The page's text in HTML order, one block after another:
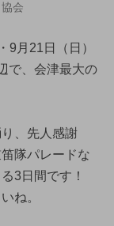
会
9月21日（日）
で、会津最大の
、先人感謝
隊パレードな
る3日間です！
ね。